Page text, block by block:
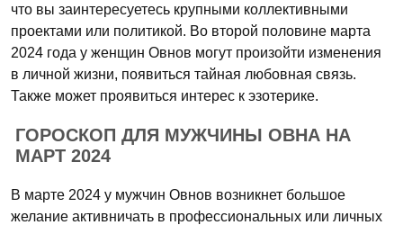
что вы заинтересуетесь крупными коллективными
проектами или политикой. Во второй половине марта
2024 года у женщин Овнов могут произойти изменения
в личной жизни, появиться тайная любовная связь.
Также может проявиться интерес к эзотерике.
ГОРОСКОП ДЛЯ МУЖЧИНЫ ОВНА НА
МАРТ 2024
В марте 2024 у мужчин Овнов возникнет большое
желание активничать в профессиональных или личных